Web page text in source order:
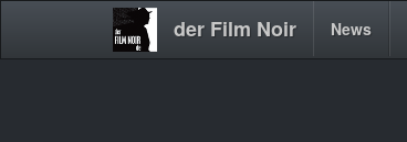
der Film Noir
Main News